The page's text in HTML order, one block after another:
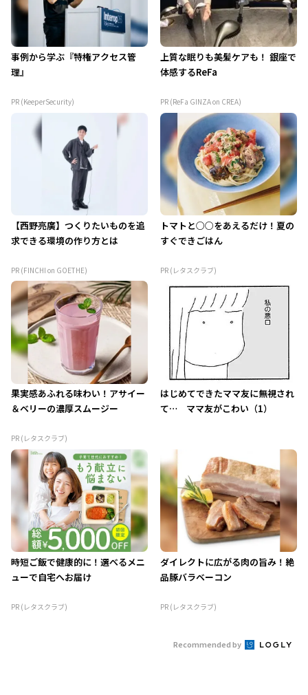
事例から学ぶ『特権アクセス管
理』
PR (KeeperSecurity)
上質な眠りも美髪ケアも！ 銀座で
体感するReFa
PR (ReFa GINZA on CREA)
【西野亮廣】つくりたいものを追
求できる環境の作り方とは
PR (FINCHI on GOETHE)
トマトと○○をあえるだけ！夏の
すぐできごはん
PR (レタスクラブ)
果実感あふれる味わい！アサイー
＆ベリーの濃厚スムージー
PR (レタスクラブ)
はじめてできたママ友に無視され
て… ママ友がこわい（1）
時短ご飯で健康的に！選べるメニ
ューで自宅へお届け
PR (レタスクラブ)
ダイレクトに広がる肉の旨み！絶
品豚バラベーコン
PR (レタスクラブ)
Recommended by